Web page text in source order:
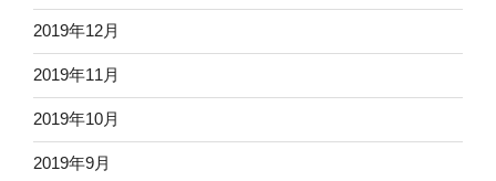
2019年12月
2019年11月
2019年10月
2019年9月